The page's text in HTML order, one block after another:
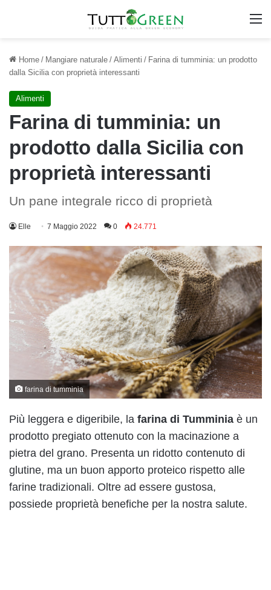
Home / Mangiare naturale / Alimenti / Farina di tumminia: un prodotto
dalla Sicilia con proprietà interessanti
Alimenti
Farina di tumminia: un
prodotto dalla Sicilia con
proprietà interessanti
Un pane integrale ricco di proprietà
Elle 7 Maggio 2022 0 24.771
farina di tumminia
Più leggera e digeribile, la farina di Tumminia è un
prodotto pregiato ottenuto con la macinazione a
pietra del grano. Presenta un ridotto contenuto di
glutine, ma un buon apporto proteico rispetto alle
farine tradizionali. Oltre ad essere gustosa,
possiede proprietà benefiche per la nostra salute.